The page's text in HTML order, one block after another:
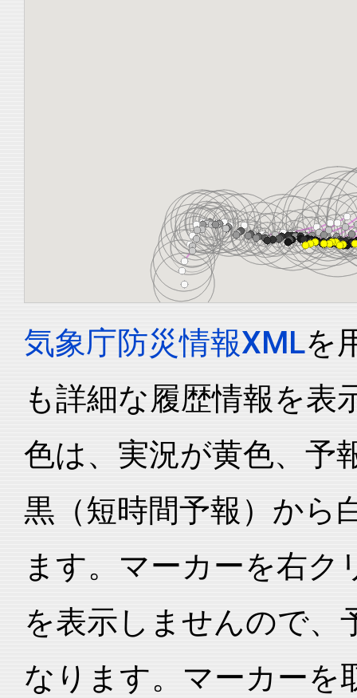
気象庁防災情報XMLを
も詳細な履歴情報を表
色は、実況が黄色、予
黒（短時間予報）から
ます。マーカーを右
を表示しませんので、
なります。マーカーを